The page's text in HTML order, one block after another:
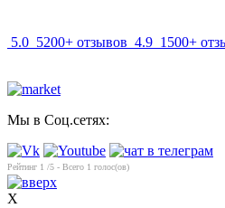
5.0 5200+ отзывов 4.9 1500+
Мы в Соц.сетях:
Рейтинг 1 /5 - Всего 1 голос(ов)
X